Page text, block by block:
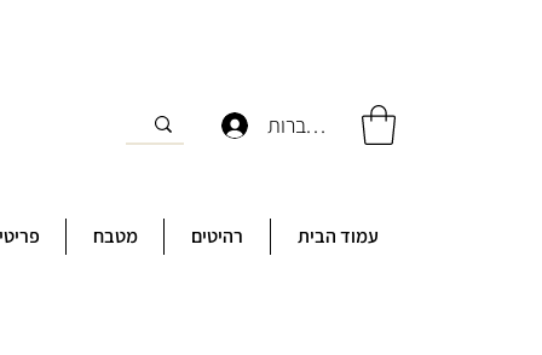
להתחברות
עמוד הבית רהיטים מטבח